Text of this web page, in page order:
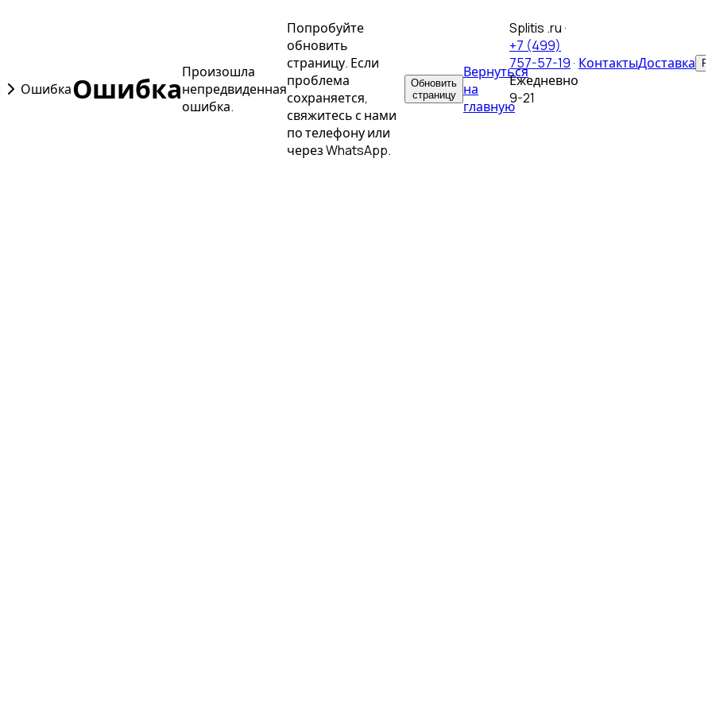
ОшибкаОшибкаПроизошла
непредвиденная
ошибка.
Попробуйте
обновить
страницу. Если
проблема
сохраняется,
свяжитесь с нами
по телефону или
через WhatsApp.
Обновить
страницу
Вернуться
на
главную
Splitis .ru·
+7 (499)
757-57-19·
Ежедневно
9-21
КонтактыДоставка